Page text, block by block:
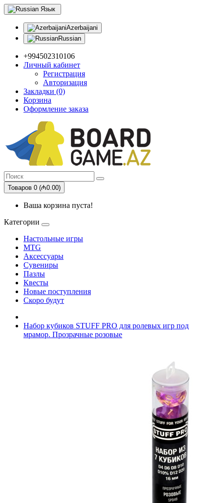
Язык
Azerbaijani
Russian
+994502310106
Личный кабинет
Регистрация
Авторизация
Закладки (0)
Корзина
Оформление заказа
Товаров 0 (₼0.00)
Ваша корзина пуста!
Категории
Настольные игры
MTG
Аксессуары
Сувениры
Пазлы
Квесты
Новые поступления
Скоро будут
Набор кубиков STUFF PRO для ролевых игр под
мрамор. Прозрачные розовые